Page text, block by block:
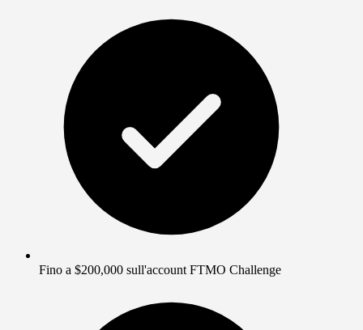
Fino a $200,000 sull'account FTMO Challenge